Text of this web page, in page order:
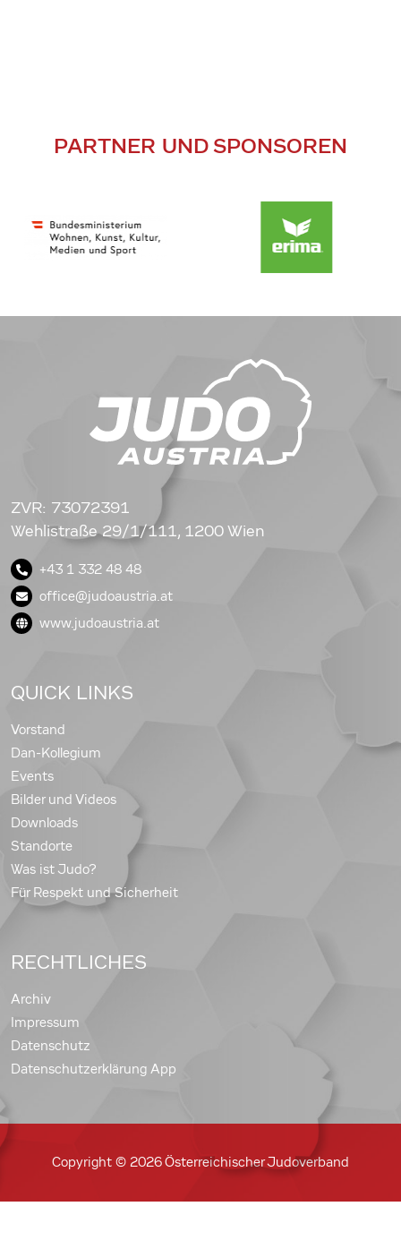
PARTNER UND SPONSOREN
ZVR: 73072391
Wehlistraße 29/1/111, 1200 Wien
+43 1 332 48 48
office@judoaustria.at
www.judoaustria.at
QUICK LINKS
Vorstand
Dan-Kollegium
Events
Bilder und Videos
Downloads
Standorte
Was ist Judo?
Für Respekt und Sicherheit
RECHTLICHES
Archiv
Impressum
Datenschutz
Datenschutzerklärung App
Copyright © 2026 Österreichischer Judoverband